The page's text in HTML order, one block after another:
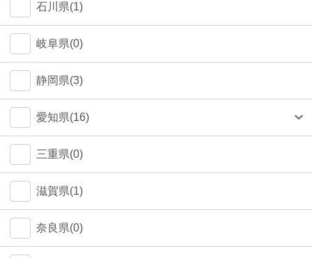
荒川区(0)
北区(0)
中野区(0)
江東区(0)
石川県(1)
岐阜県(0)
静岡県(3)
愛知県(16)
名古屋市(14)
三重県(0)
滋賀県(1)
奈良県(0)